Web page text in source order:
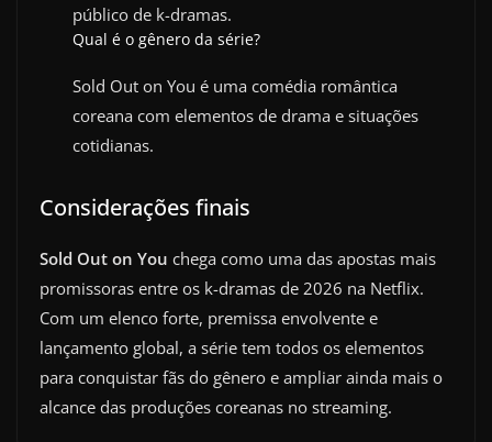
público de k-dramas.
Qual é o gênero da série?
Sold Out on You é uma comédia romântica
coreana com elementos de drama e situações
cotidianas.
Considerações finais
Sold Out on You chega como uma das apostas mais
promissoras entre os k-dramas de 2026 na Netflix.
Com um elenco forte, premissa envolvente e
lançamento global, a série tem todos os elementos
para conquistar fãs do gênero e ampliar ainda mais o
alcance das produções coreanas no streaming.